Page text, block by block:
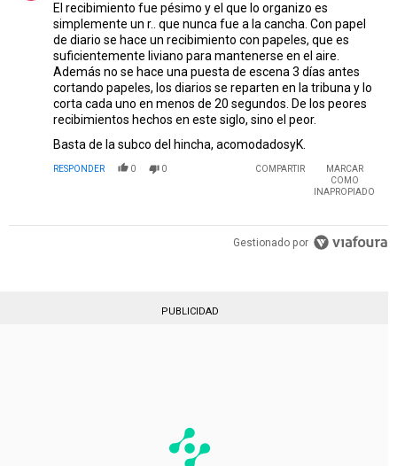
El recibimiento fue pésimo y el que lo organizo es
simplemente un r.. que nunca fue a la cancha. Con papel
de diario se hace un recibimiento con papeles, que es
suficientemente liviano para mantenerse en el aire.
Además no se hace una puesta de escena 3 días antes
cortando papeles, los diarios se reparten en la tribuna y lo
corta cada uno en menos de 20 segundos. De los peores
recibimientos hechos en este siglo, sino el peor.
Basta de la subco del hincha, acomodadosyK.
RESPONDER 0 0 COMPARTIR
MARCAR
COMO
INAPROPIADO
Gestionado por
PUBLICIDAD